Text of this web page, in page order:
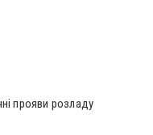
прояви розладу